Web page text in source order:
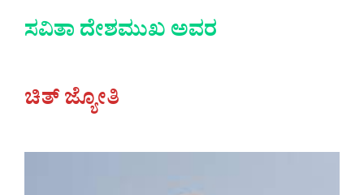
ಸವಿತಾ ದೇಶಮುಖ ಅವರ
ಚಿತ್ ಜ್ಯೋತಿ